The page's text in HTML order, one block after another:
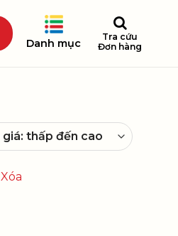
Danh mục
Tra cứu
Đơn hàng
Xóa